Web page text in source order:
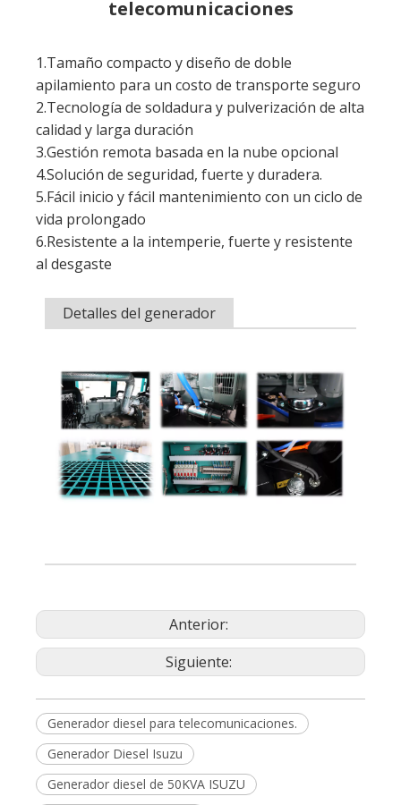
calidad y larga duración
4.Solución de seguridad, fuerte y duradera.
5.Fácil inicio y fácil mantenimiento con un ciclo de
vida prolongado
6.Resistente a la intemperie, fuerte y resistente
al desgaste
Detalles del generador